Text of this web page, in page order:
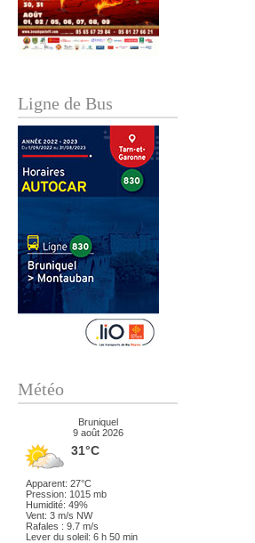
Ligne de Bus
Météo
Bruniquel
9 août 2026
31°C
Apparent: 27°C
Pression: 1015 mb
Humidité: 49%
Vent: 3 m/s NW
Rafales : 9.7 m/s
Lever du soleil: 6 h 50 min